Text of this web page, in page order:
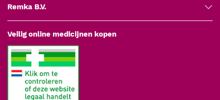
de vingertop) geven het meeste gevoel; dikkere uitvoeringen
Poedervrij:vrijwel alle professionele nitril handschoenen zijn
poedervrij. Poeder is in de zorg afgeraden omdat het irritatie
en contaminatie kan veroorzaken.
Pasvorm en manchet:
manchetlengte; een langere manchet beschermt de pols
Remka B.V.
Veilig online medicijnen kopen